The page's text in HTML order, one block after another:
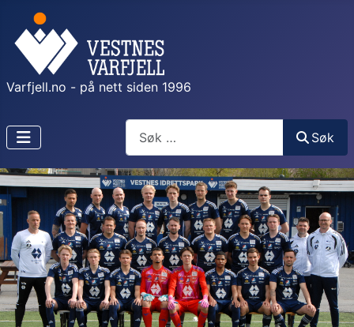
Varfjell.no - på nett siden 1996
Søk